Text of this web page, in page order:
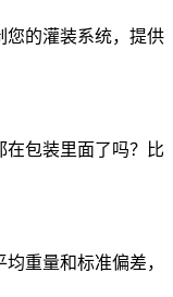
您的灌装系统，提供
在包装里面了吗？比
重量和标准偏差，